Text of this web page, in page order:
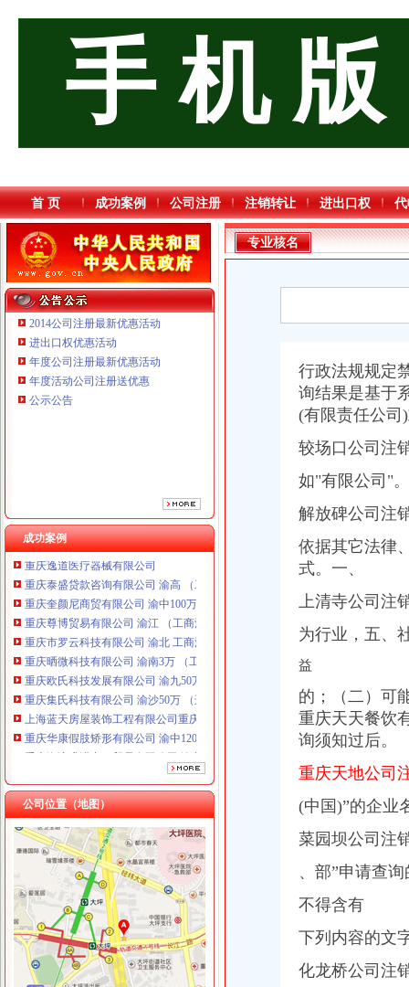
手 机 版
首 页 成功案例 公司注册 注销转让 进出口权
2014公司注册最新优惠活动
进出口权优惠活动
年度公司注册最新优惠活动
年度活动公司注册送优惠
公示公告
成功案例
重庆海谛升进出口贸易有限公司 渝北100万 （进出口权）
重庆逸道医疗器械有限公司
重庆泰盛贷款咨询有限公司 渝高 （工商注册）
重庆奎颜尼商贸有限公司 渝中100万 （工商注册）
重庆尊博贸易有限公司 渝江 （工商注册）
重庆市罗云科技有限公司 渝北 工商注册
重庆晒微科技有限公司 渝南3万 （工商注册）
重庆欧氏科技发展有限公司 渝九50万 （进出口权）
重庆集氏科技有限公司 渝沙50万 （进出口权）
上海蓝天房屋装饰工程有限公司重庆分公司 渝北 （工商注册）
重庆华康假肢矫形有限公司 渝中120万 （增资）
重庆海谛升进出口贸易有限公司 渝北100万 （进出口权）
重庆泰盛贷款咨询有限公司 渝高 （工商注册）
重庆奎颜尼商贸有限公司 渝中100万 （工商注册）
重庆尊博贸易有限公司 渝江 （工商注册）
重庆市罗云科技有限公司 渝北 工商注册
重庆晒微科技有限公司 渝南3万 （工商注册）
重庆欧氏科技发展有限公司 渝九50万 （进出口权）
重庆集氏科技有限公司 渝沙50万 （进出口权）
上海蓝天房屋装饰工程有限公司重庆分公司 渝北 （工商注册）
重庆华康假肢矫形有限公司 渝中120万 （增资）
公司位置（地图）
渝中区虎头岩
重庆出售：渝中区虎头岩转盘火锅一条街门面出售-重庆爱问分类
渝中区虎头岩转盘改造工程下月完工-搜狐滚动
期待渝中区为虎头岩健身步道（山城公园）修一个厕所-重庆网络
重庆渝中区虎头岩---重庆九滨路（黄杨路24号）大鼎世纪滨江,鹅公
渝中区虎头岩转盘改造工程下月完工--时政--人民网
渝中区虎头岩转盘改造工程下月完工_房产资讯-黔江房天下
渝中区虎头岩总部城施工放致楼体破损-重庆网络问政平台
【渝中区虎头岩学车哪里？虎头岩考驾照快可分期的好驾校】价格_
专业核名
行政法规规定
询结果是基于
(有限责任公司
较场口公司注
如"有限公司"
解放碑公司注
依据其它法律
式。一、
上清寺公司注
为行业，五、
益
的；（二）可
重庆天天餐饮
询须知过后。
重庆天地公司
(中国)”的企业
菜园坝公司注
、部”申请查
不得含有
下列内容的文
化龙桥公司注